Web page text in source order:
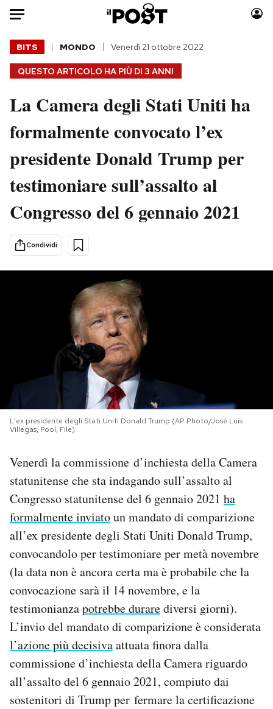
Auto
HOME
Italia
Politica
Tecnologia
Scienza
Economia
Sport
Moda
Consumismi
Storie/Idee
Media
NEWSLETTER
I MIEI PREFERITI
SHOP
CALENDARIO
AREA PERSONALE
Area Personale
Newsletter
Notifiche mobile
Regala il Post
Hai bisogno di aiuto?
QUESTO ARTICOLO HA PIÙ DI 3 ANNI
BITS MONDO Venerdì 21 ottobre 2022
La Camera degli Stati Uniti ha
formalmente convocato l’ex
presidente Donald Trump per
testimoniare sull’assalto al
Congresso del 6 gennaio 2021
Condividi
L'ex presidente degli Stati Uniti Donald Trump (AP Photo/José Luis
Villegas, Pool, File)
Venerdì la commissione d’inchiesta della Camera
statunitense che sta indagando sull’assalto al
Congresso statunitense del 6 gennaio 2021 ha
formalmente inviatoun mandato di comparizione
all’ex presidente degli Stati Uniti Donald Trump,
convocandolo per testimoniare per metà novembre
(la data non è ancora certa ma è probabile che la
convocazione sarà il 14 novembre, e la
testimonianzapotrebbe durarediversi giorni).
L’invio del mandato di comparizione è considerata
l’azione più decisivaattuata finora dalla
commissione d’inchiesta della Camera riguardo
all’assalto del 6 gennaio 2021, compiuto dai
sostenitori di Trump per fermare la certificazione